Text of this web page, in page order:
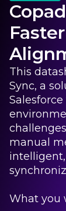
This
Sync, a
manual
What you